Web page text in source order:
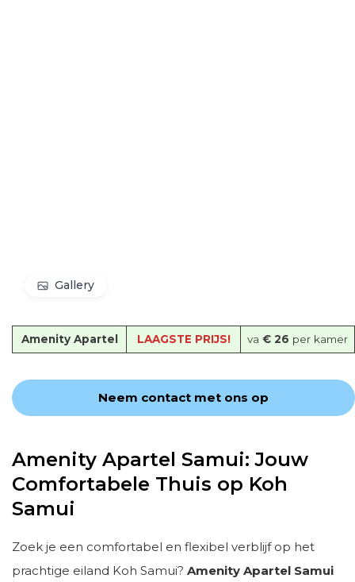
Gallery
Amenity Apartel LAAGSTE PRIJS! va € 26 per kamer
Neem contact met ons op
Amenity Apartel Samui: Jouw
Comfortabele Thuis op Koh
Samui
Zoek je een comfortabel en flexibel verblijf op het
prachtige eiland Koh Samui? Amenity Apartel Samui